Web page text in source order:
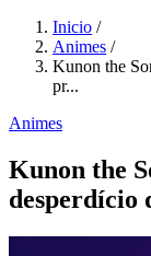
Inicio /
Animes /
Kunon the
pr...
Animes
Kunon the
desperdício